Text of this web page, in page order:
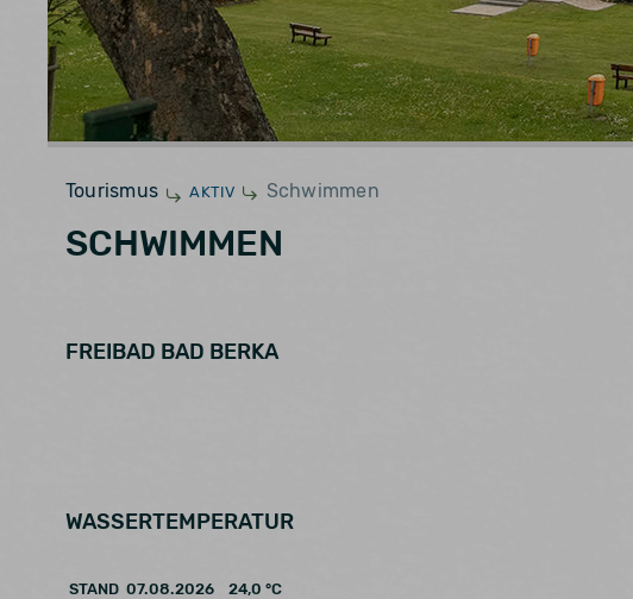
Tourismus AKTIV Schwimmen
SCHWIMMEN
FREIBAD BAD BERKA
WASSERTEMPERATUR
STAND 07.08.2026 24,0 °C